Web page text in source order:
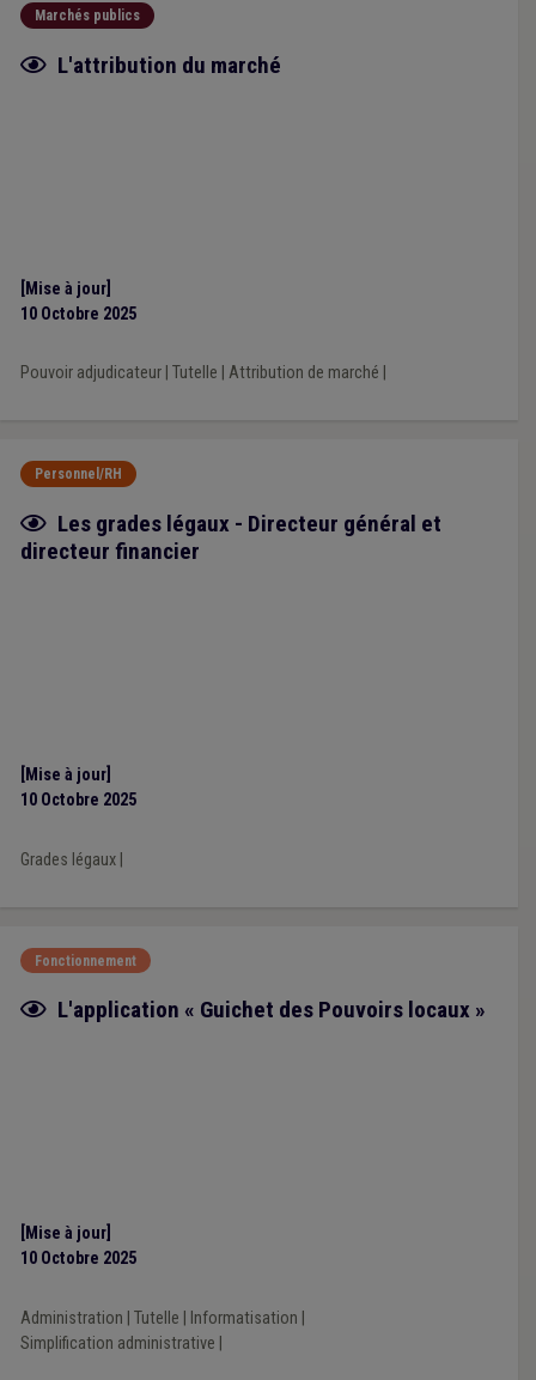
Marchés publics
Fiche focus
L'attribution du marché
[Mise à jour]
10 Octobre 2025
Pouvoir adjudicateur| Tutelle Attribution de marché
Personnel/RH
Fiche focus
Les grades légaux - Directeur général et
directeur financier
[Mise à jour]
10 Octobre 2025
Grades légaux|
Fonctionnement
Fiche focus
L'application « Guichet des Pouvoirs locaux »
[Mise à jour]
10 Octobre 2025
Administration Tutelle Informatisation
Simplification administrative